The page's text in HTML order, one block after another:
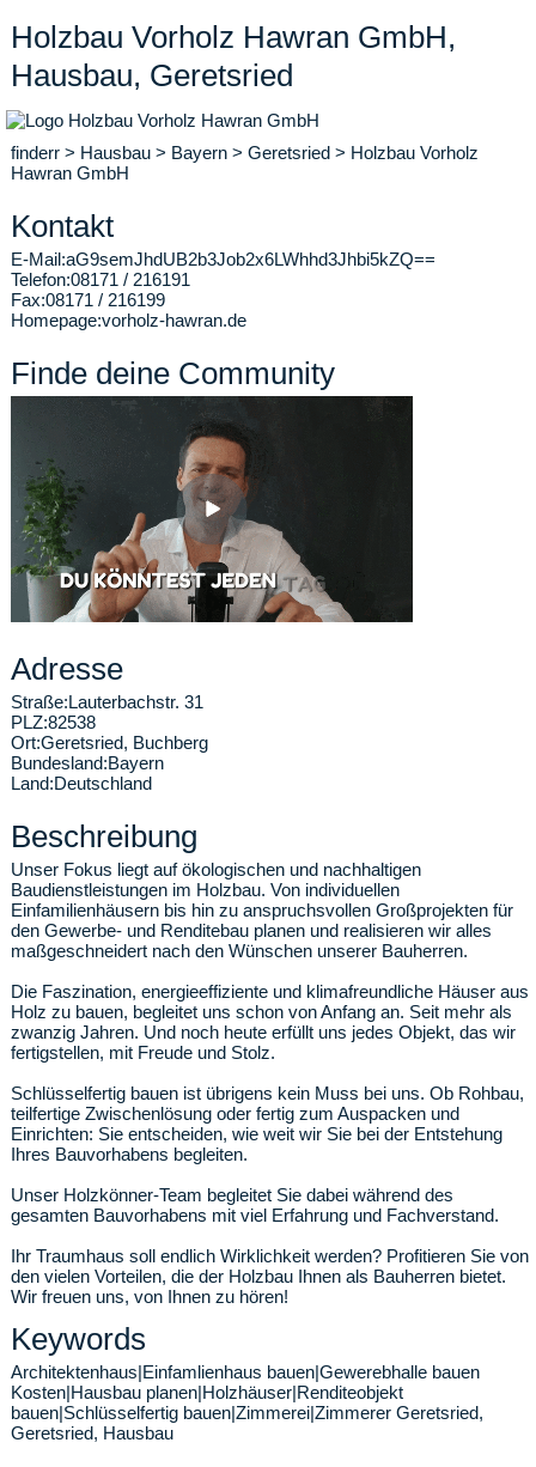
Holzbau Vorholz Hawran GmbH,
Hausbau, Geretsried
finderr > Hausbau > Bayern > Geretsried > Holzbau Vorholz
Hawran GmbH
Kontakt
E-Mail:aG9semJhdUB2b3Job2x6LWhhd3Jhbi5kZQ==
Telefon:08171 / 216191
Fax:08171 / 216199
Homepage:vorholz-hawran.de
Finde deine Community
Adresse
Straße:Lauterbachstr. 31
PLZ:82538
Ort:Geretsried, Buchberg
Bundesland:Bayern
Land:Deutschland
Beschreibung
Unser Fokus liegt auf ökologischen und nachhaltigen
Baudienstleistungen im Holzbau. Von individuellen
Einfamilienhäusern bis hin zu anspruchsvollen Großprojekten für
den Gewerbe- und Renditebau planen und realisieren wir alles
maßgeschneidert nach den Wünschen unserer Bauherren.
Die Faszination, energieeffiziente und klimafreundliche Häuser aus
Holz zu bauen, begleitet uns schon von Anfang an. Seit mehr als
zwanzig Jahren. Und noch heute erfüllt uns jedes Objekt, das wir
fertigstellen, mit Freude und Stolz.
Schlüsselfertig bauen ist übrigens kein Muss bei uns. Ob Rohbau,
teilfertige Zwischenlösung oder fertig zum Auspacken und
Einrichten: Sie entscheiden, wie weit wir Sie bei der Entstehung
Ihres Bauvorhabens begleiten.
Unser Holzkönner-Team begleitet Sie dabei während des
gesamten Bauvorhabens mit viel Erfahrung und Fachverstand.
Ihr Traumhaus soll endlich Wirklichkeit werden? Profitieren Sie von
den vielen Vorteilen, die der Holzbau Ihnen als Bauherren bietet.
Wir freuen uns, von Ihnen zu hören!
Keywords
Architektenhaus|Einfamlienhaus bauen|Gewerebhalle bauen
Kosten|Hausbau planen|Holzhäuser|Renditeobjekt
bauen|Schlüsselfertig bauen|Zimmerei|Zimmerer Geretsried,
Geretsried, Hausbau